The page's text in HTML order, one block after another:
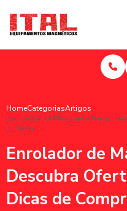
HomeCategoriasArtigos
Enrolador de Mangueira Preço:
Compra
Enrolador de
Descubra
Dicas de